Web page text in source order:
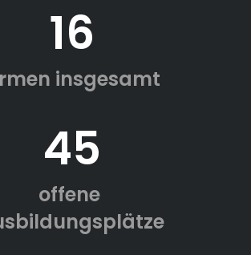
16
insgesamt
45
offene